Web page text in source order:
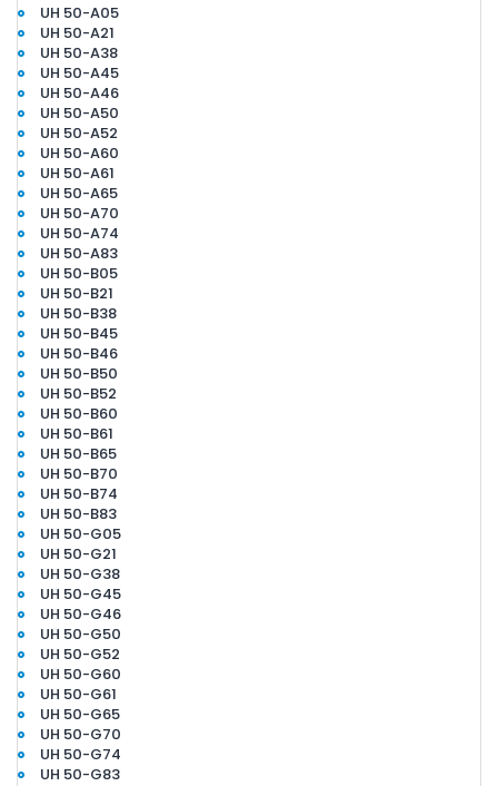
UH 50-A05
UH 50-A21
UH 50-A38
UH 50-A45
UH 50-A46
UH 50-A50
UH 50-A52
UH 50-A60
UH 50-A61
UH 50-A65
UH 50-A70
UH 50-A74
UH 50-A83
UH 50-B05
UH 50-B21
UH 50-B38
UH 50-B45
UH 50-B46
UH 50-B50
UH 50-B52
UH 50-B60
UH 50-B61
UH 50-B65
UH 50-B70
UH 50-B74
UH 50-B83
UH 50-G05
UH 50-G21
UH 50-G38
UH 50-G45
UH 50-G46
UH 50-G50
UH 50-G52
UH 50-G60
UH 50-G61
UH 50-G65
UH 50-G70
UH 50-G74
UH 50-G83